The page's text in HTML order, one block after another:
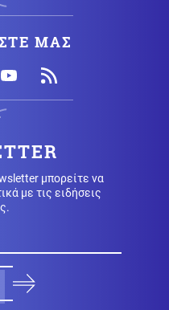
που επικαλείται ο 26χρονος
influencer δολοφονήθηκε
στη Ψάθα: Τα «μαύρα κουτιά»
ΜΑΣ
μπορείτε να
με τις ειδήσεις